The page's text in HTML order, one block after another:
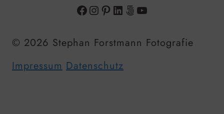
Facebook
Instagram
Pinterest
LinkedIn
500px
YouTube
© 2026 Stephan Forstmann Fotografie
Impressum Datenschutz